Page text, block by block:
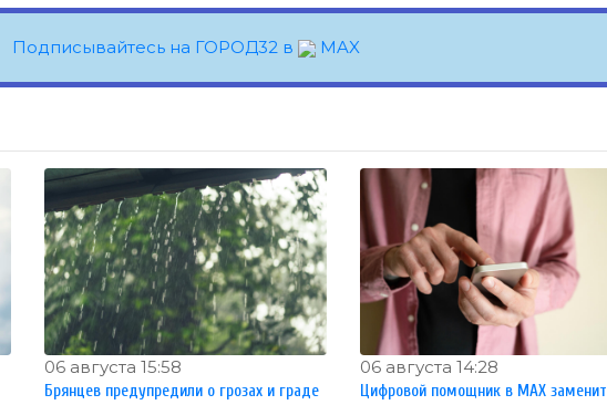
Подписывайтесь на ГОРОД32 в MAX
06 августа 15:58
Брянцев предупредили о грозах и граде
06 августа 14:28
Цифровой помощник в MAX заменит